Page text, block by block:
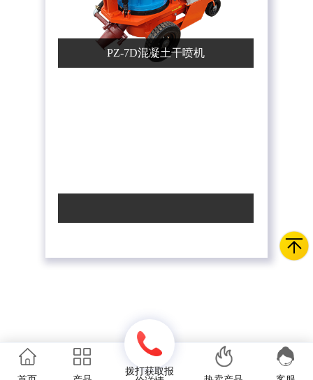
PZ-7D混凝土干喷机
拨打获取报